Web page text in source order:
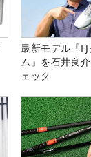
最新モデル『
ム』を石井良
ェック